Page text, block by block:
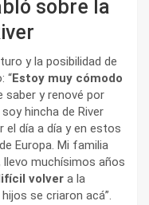
sobre la
y la posibilidad de
“Estoy muy cómodo
saber y renové por
hincha de River
el día a día y en estos
Europa. Mi familia
muchísimos años
volver a la
se criaron acá”.